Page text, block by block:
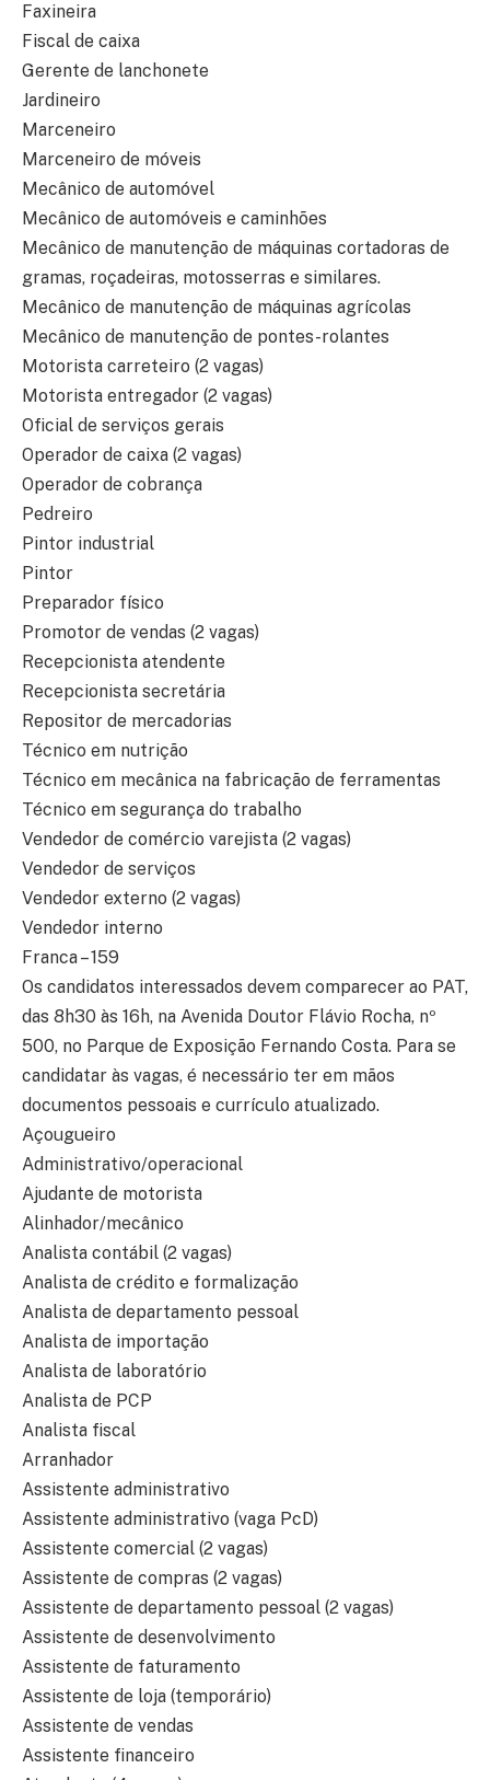
Faxineira
Fiscal de caixa
Gerente de lanchonete
Jardineiro
Marceneiro
Marceneiro de móveis
Mecânico de automóvel
Mecânico de automóveis e caminhões
Mecânico de manutenção de máquinas cortadoras de
gramas, roçadeiras, motosserras e similares.
Mecânico de manutenção de máquinas agrícolas
Mecânico de manutenção de pontes-rolantes
Motorista carreteiro (2 vagas)
Motorista entregador (2 vagas)
Oficial de serviços gerais
Operador de caixa (2 vagas)
Operador de cobrança
Pedreiro
Pintor industrial
Pintor
Preparador físico
Promotor de vendas (2 vagas)
Recepcionista atendente
Recepcionista secretária
Repositor de mercadorias
Técnico em nutrição
Técnico em mecânica na fabricação de ferramentas
Técnico em segurança do trabalho
Vendedor de comércio varejista (2 vagas)
Vendedor de serviços
Vendedor externo (2 vagas)
Vendedor interno
Franca – 159
Os candidatos interessados devem comparecer ao PAT,
das 8h30 às 16h, na Avenida Doutor Flávio Rocha, nº
500, no Parque de Exposição Fernando Costa. Para se
candidatar às vagas, é necessário ter em mãos
documentos pessoais e currículo atualizado.
Açougueiro
Administrativo/operacional
Ajudante de motorista
Alinhador/mecânico
Analista contábil (2 vagas)
Analista de crédito e formalização
Analista de departamento pessoal
Analista de importação
Analista de laboratório
Analista de PCP
Analista fiscal
Arranhador
Assistente administrativo
Assistente administrativo (vaga PcD)
Assistente comercial (2 vagas)
Assistente de compras (2 vagas)
Assistente de departamento pessoal (2 vagas)
Assistente de desenvolvimento
Assistente de faturamento
Assistente de loja (temporário)
Assistente de vendas
Assistente financeiro